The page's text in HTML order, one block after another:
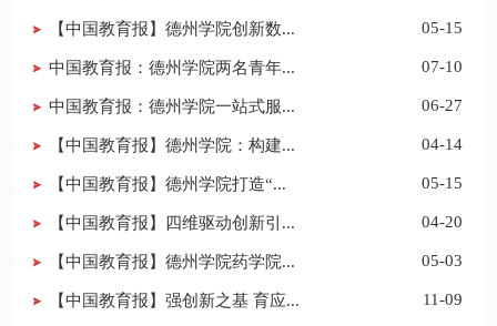
【中国教育报】德州学院创新数... 05-15
中国教育报：德州学院两名青年... 07-10
中国教育报：德州学院一站式服... 06-27
【中国教育报】德州学院：构建... 04-14
【中国教育报】德州学院打造“... 05-15
【中国教育报】四维驱动创新引... 04-20
【中国教育报】德州学院药学院... 05-03
【中国教育报】强创新之基 育应... 11-09